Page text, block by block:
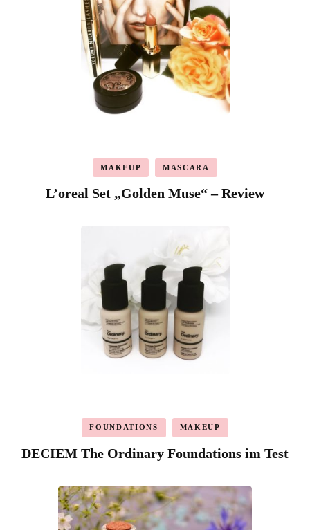
MAKEUP MASCARA
L’oreal Set „Golden Muse“ – Review
FOUNDATIONS MAKEUP
DECIEM The Ordinary Foundations im Test